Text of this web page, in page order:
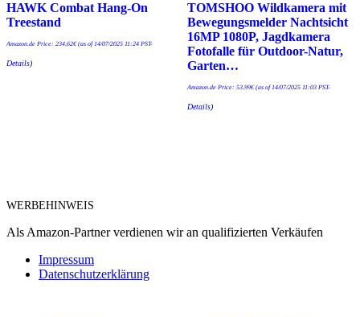
HAWK Combat Hang-On
Treestand
Amazon.de Price: 234,62€(as of 14/07/2025 11:24 PST-
Details)
TOMSHOO Wildkamera mit
Bewegungsmelder Nachtsicht
16MP 1080P, Jagdkamera
Fotofalle für Outdoor-Natur,
Garten…
Amazon.de Price: 53,99€(as of 14/07/2025 11:03 PST-
Details)
WERBEHINWEIS
Als Amazon-Partner verdienen wir an qualifizierten Verkäufen
Impressum
Datenschutzerklärung